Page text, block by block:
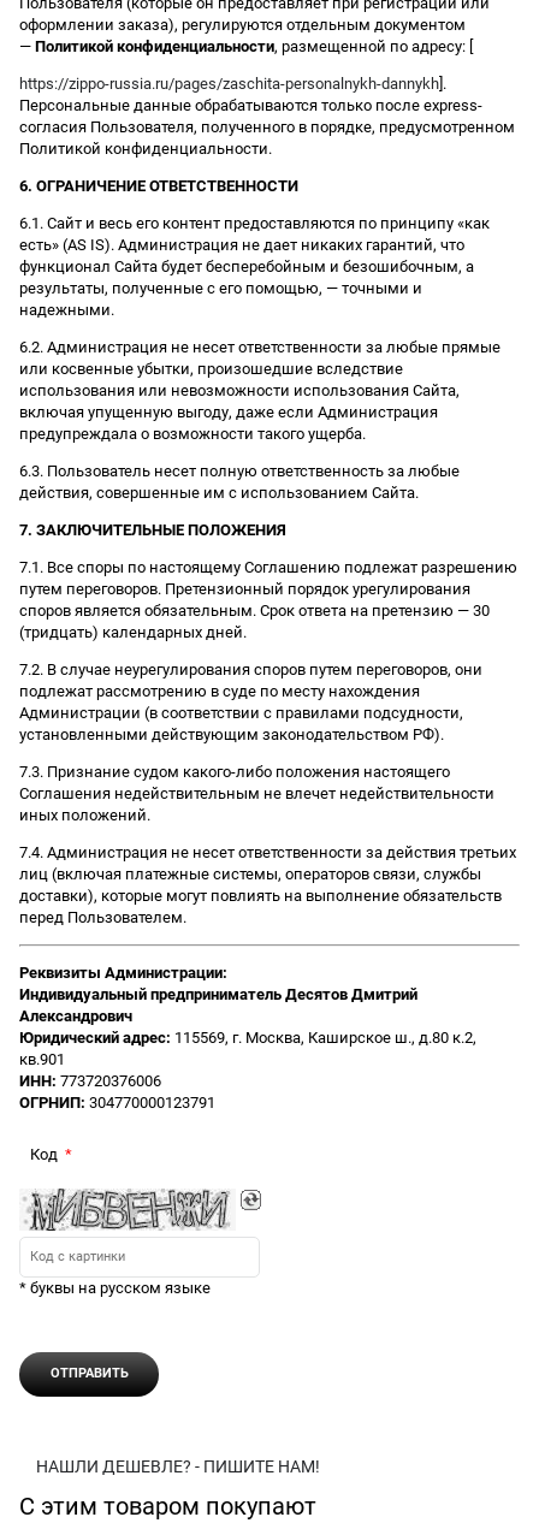
оформлении заказа), регулируются отдельным документом
— Политикой конфиденциальности, размещенной по адресу: [
https://zippo-russia.ru/pages/zaschita-personalnykh-dannykh ].
Персональные данные обрабатываются только после express-
согласия Пользователя, полученного в порядке, предусмотренном
Политикой конфиденциальности.
6. ОГРАНИЧЕНИЕ ОТВЕТСТВЕННОСТИ
6.1. Сайт и весь его контент предоставляются по принципу «как
есть» (AS IS). Администрация не дает никаких гарантий, что
функционал Сайта будет бесперебойным и безошибочным, а
результаты, полученные с его помощью, — точными и
надежными.
6.2. Администрация не несет ответственности за любые прямые
или косвенные убытки, произошедшие вследствие
использования или невозможности использования Сайта,
включая упущенную выгоду, даже если Администрация
предупреждала о возможности такого ущерба.
6.3. Пользователь несет полную ответственность за любые
действия, совершенные им с использованием Сайта.
7. ЗАКЛЮЧИТЕЛЬНЫЕ ПОЛОЖЕНИЯ
7.1. Все споры по настоящему Соглашению подлежат разрешению
путем переговоров. Претензионный порядок урегулирования
споров является обязательным. Срок ответа на претензию — 30
(тридцать) календарных дней.
7.2. В случае неурегулирования споров путем переговоров, они
подлежат рассмотрению в суде по месту нахождения
Администрации (в соответствии с правилами подсудности,
установленными действующим законодательством РФ).
7.3. Признание судом какого-либо положения настоящего
Соглашения недействительным не влечет недействительности
иных положений.
7.4. Администрация не несет ответственности за действия третьих
лиц (включая платежные системы, операторов связи, службы
доставки), которые могут повлиять на выполнение обязательств
перед Пользователем.
Реквизиты Администрации:
Индивидуальный предприниматель Десятов Дмитрий
Александрович
Юридический адрес: 115569, г. Москва, Каширское ш., д.80 к.2,
кв.901
ИНН: 773720376006
ОГРНИП: 304770000123791
Код
* буквы на русском языке
НАШЛИ ДЕШЕВЛЕ? - ПИШИТЕ НАМ!
С этим товаром покупают